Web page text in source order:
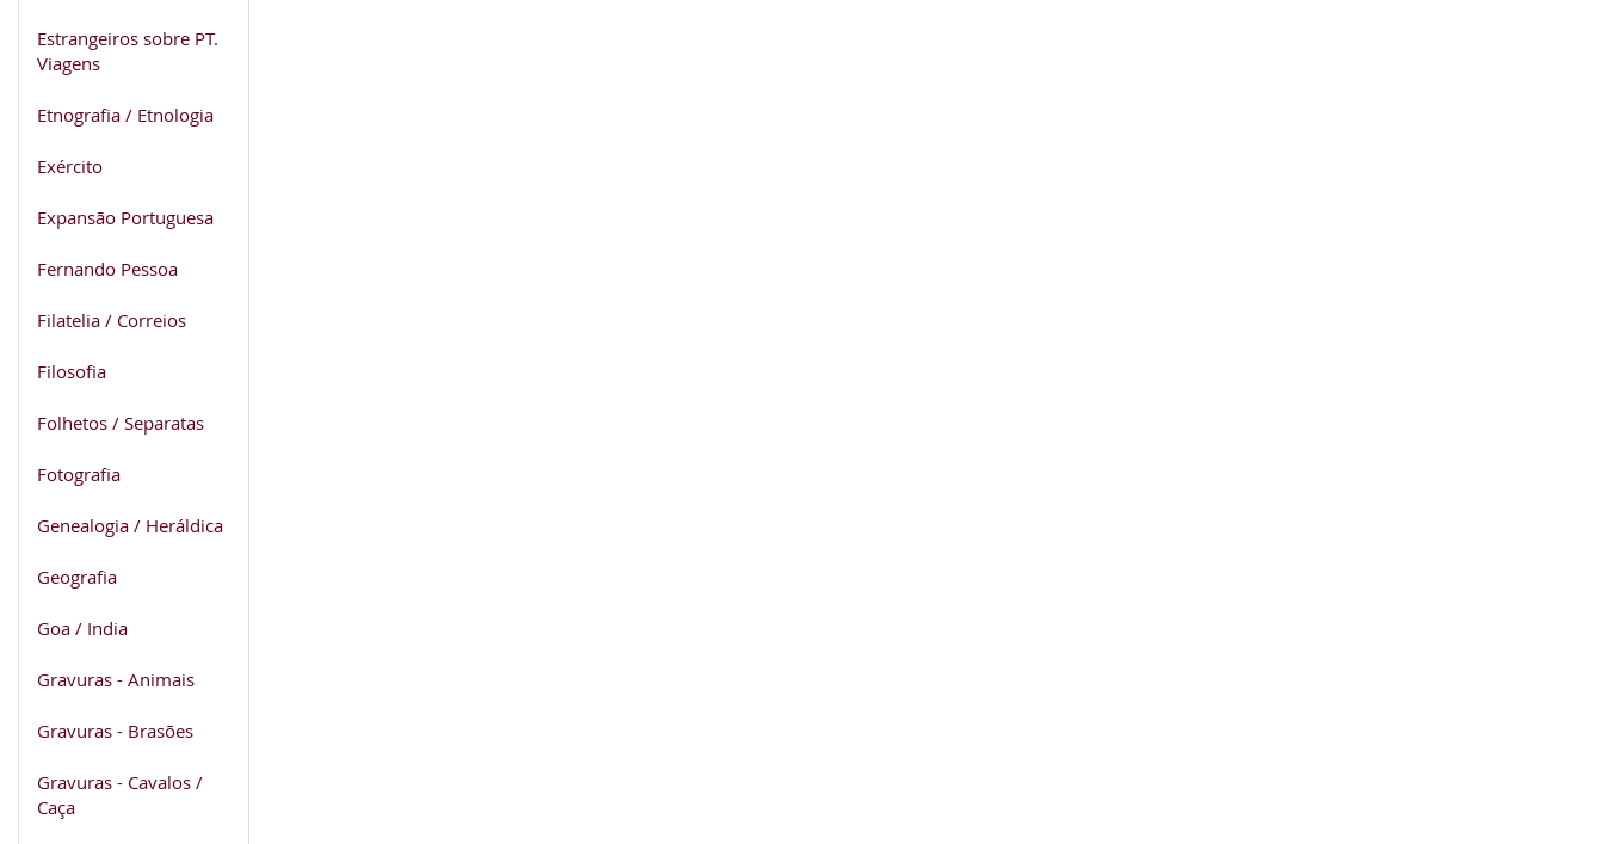
Estrangeiros sobre PT.
Viagens
Etnografia / Etnologia
Exército
Expansão Portuguesa
Fernando Pessoa
Filatelia / Correios
Filosofia
Folhetos / Separatas
Fotografia
Genealogia / Heráldica
Geografia
Goa / India
Gravuras - Animais
Gravuras - Brasões
Gravuras - Cavalos /
Caça